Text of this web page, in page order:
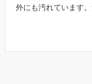
外にも汚れています